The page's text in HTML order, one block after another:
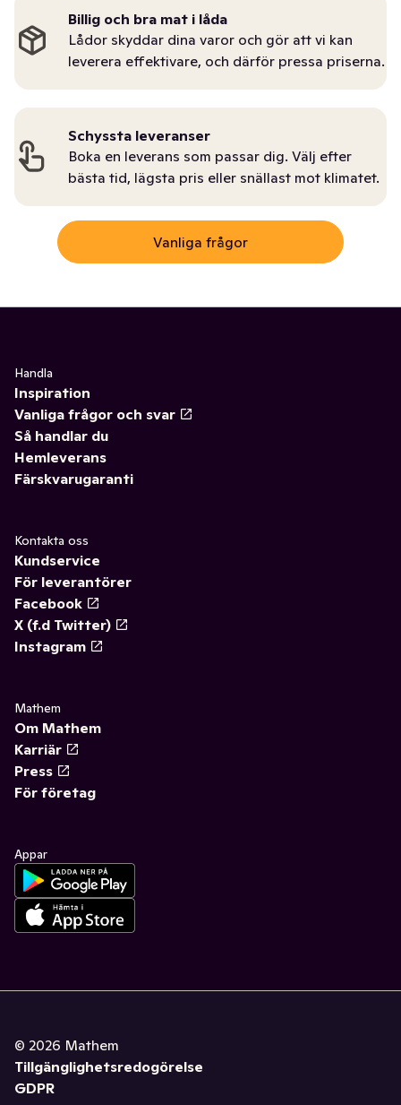
Billig och bra mat i låda
Lådor skyddar dina varor och gör att vi kan
leverera effektivare, och därför pressa priserna.
Schyssta leveranser
Boka en leverans som passar dig. Välj efter
bästa tid, lägsta pris eller snällast mot klimatet.
Vanliga frågor
Handla
Inspiration
Vanliga frågor och svar
Så handlar du
Hemleverans
Färskvarugaranti
Kontakta oss
Kundservice
För leverantörer
Facebook
X (f.d Twitter)
Instagram
Mathem
Om Mathem
Karriär
Press
För företag
Appar
© 2026 Mathem
Tillgänglighetsredogörelse
GDPR